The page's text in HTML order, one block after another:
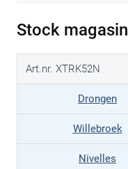
Stock magasin
Art.nr. XTRK52N
Drongen
Willebroek
Nivelles